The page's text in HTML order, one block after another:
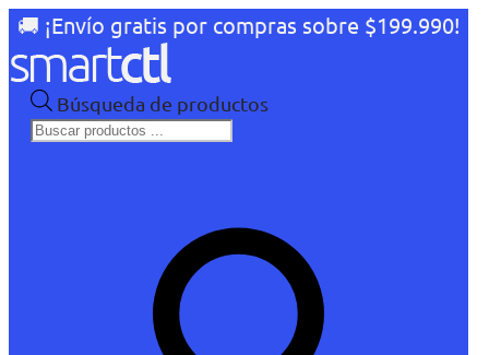
🚚 ¡Envío gratis por compras sobre $199.990!
Búsqueda de productos